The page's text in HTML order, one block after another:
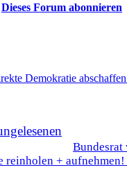
Dieses Forum abonnieren
Demokratie
+ aufnehmen!